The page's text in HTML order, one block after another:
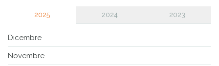
2025 2024 2023
Dicembre
Novembre